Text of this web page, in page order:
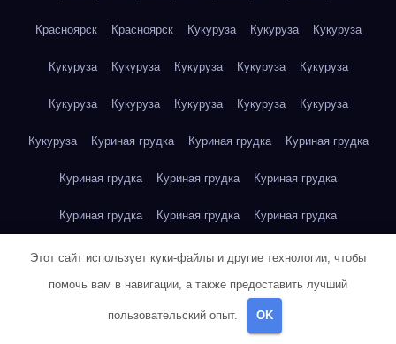
Красноярск Красноярск Кукуруза Кукуруза Кукуруза
Кукуруза Кукуруза Кукуруза Кукуруза Кукуруза
Кукуруза Кукуруза Кукуруза Кукуруза Кукуруза
Кукуруза Куриная грудка Куриная грудка Куриная грудка
Куриная грудка Куриная грудка Куриная грудка
Куриная грудка Куриная грудка Куриная грудка
Куриная грудка Куриная грудка Куриная грудка
Куриная грудка Куриная грудка Куриная грудка
Этот сайт использует куки-файлы и другие технологии, чтобы
помочь вам в навигации, а также предоставить лучший
пользовательский опыт. OK